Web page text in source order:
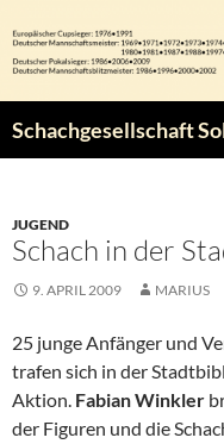
Inhalt
springen
Schachgesellschaft
JUGEND
Schach in der
9. APRIL 2009 MARIUS
25 junge Anfänger und
trafen sich in der
Aktion. Fabian Winkler
der Figuren und die